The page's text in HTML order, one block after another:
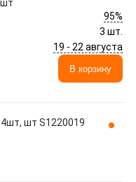
95%
3 шт.
19 - 22 августа
В корзину
шт S1220019